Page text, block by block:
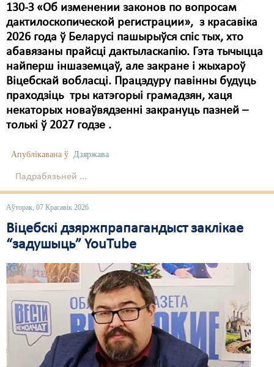
130-З «Об изменении законов по вопросам
дактилоскопической регистрации», з красавіка
2026 года ў Беларусі пашырыўся спіс тых, хто
абавязаны прайсці дактыласкапію. Гэта тычыцца
найперш іншаземцаў, але закране і жыхароў
Віцебскай вобласці. Працэдуру павінны будуць
праходзіць тры катэгорыі грамадзян, хаця
некаторых новаўвядзенні закрануць пазней –
толькі ў 2027 годзе .
Апублікавана ў Дзяржава
Падрабязьней ...
Аўторак, 07 Красавік 2026
Віцебскі дзяржпрапагандыст заклікае
“задушыць” YouTube